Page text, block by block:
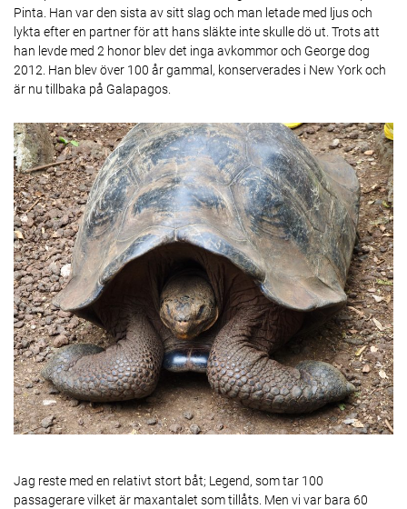
Pinta. Han var den sista av sitt slag och man letade med ljus och
lykta efter en partner för att hans släkte inte skulle dö ut. Trots att
han levde med 2 honor blev det inga avkommor och George dog
2012. Han blev över 100 år gammal, konserverades i New York och
är nu tillbaka på Galapagos.
Jag reste med en relativt stort båt; Legend, som tar 100
passagerare vilket är maxantalet som tillåts. Men vi var bara 60